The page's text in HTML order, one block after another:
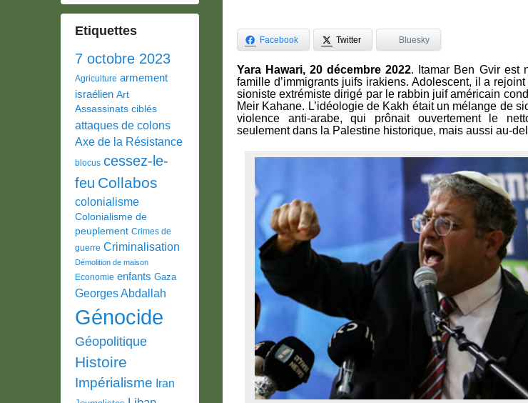
Facebook Twitter Bluesky
Yara Hawari, 20 décembre 2022. Itamar Ben Gvir est
famille d’immigrants juifs irakiens. Adolescent, il a
sioniste extrémiste dirigé par le rabbin juif américain
Meir Kahane. L’idéologie de Kakh était un mélange de
violence anti-arabe, qui prônait ouvertement le
seulement dans la Palestine historique, mais aussi au-
Etiquettes
7 octobre 2023
Agriculture armement
israélien Art
Assassinats ciblés
attaques de colons
Axe de la Résistance
blocus cessez-le-
feu Collabos
colonialisme
Colonialisme de
peuplement Crimes de
guerre Criminalisation
Démolition de maison
Economie enfants Gaza
Georges Abdallah
Génocide
Géopolitique
Histoire
Impérialisme Iran